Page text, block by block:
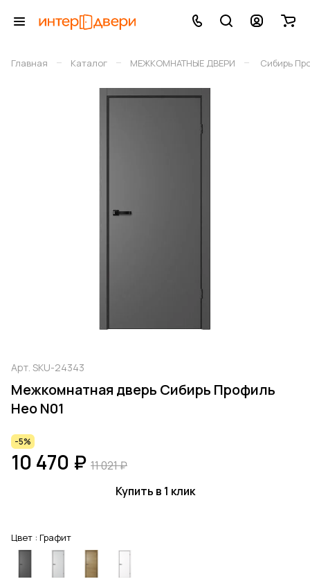
Главная – Каталог – МЕЖКОМНАТНЫЕ ДВЕРИ – Сибирь
Арт. SKU-24343
Межкомнатная дверь Сибирь Профиль
Нео N01
-5%
10 470 ₽ 11 021 ₽
Купить в 1 клик
Цвет : Графит